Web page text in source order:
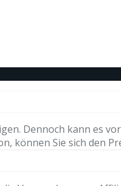
Dennoch kann es
können Sie sich den